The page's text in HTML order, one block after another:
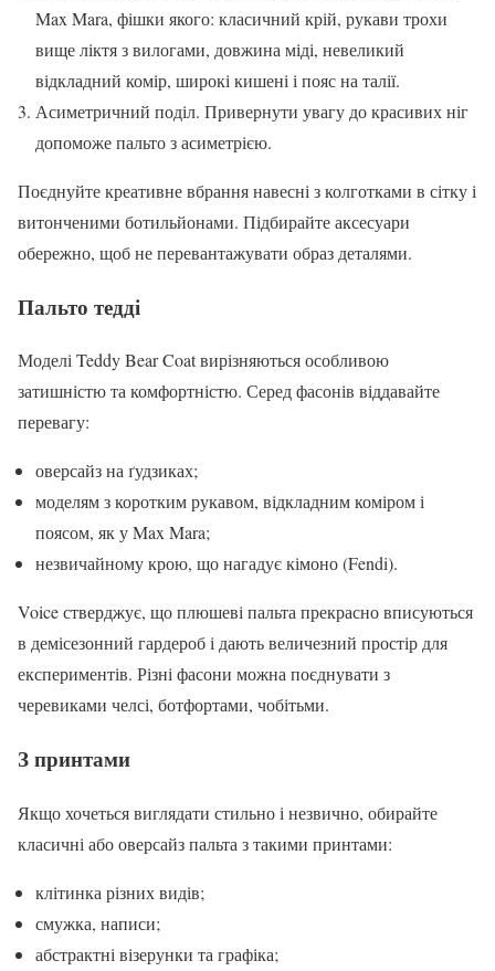
Max Mara, фішки якого: класичний крій, рукави трохи
вище ліктя з вилогами, довжина міді, невеликий
відкладний комір, широкі кишені і пояс на талії.
Асиметричний поділ. Привернути увагу до красивих ніг
допоможе пальто з асиметрією.
Поєднуйте креативне вбрання навесні з колготками в сітку і
витонченими ботильйонами. Підбирайте аксесуари
обережно, щоб не перевантажувати образ деталями.
Пальто тедді
Моделі Teddy Bear Coat вирізняються особливою
затишністю та комфортністю. Серед фасонів віддавайте
перевагу:
оверсайз на ґудзиках;
моделям з коротким рукавом, відкладним коміром і
поясом, як у Max Mara;
незвичайному крою, що нагадує кімоно (Fendi).
Voice стверджує, що плюшеві пальта прекрасно вписуються
в демісезонний гардероб і дають величезний простір для
експериментів. Різні фасони можна поєднувати з
черевиками челсі, ботфортами, чобітьми.
З принтами
Якщо хочеться виглядати стильно і незвично, обирайте
класичні або оверсайз пальта з такими принтами:
клітинка різних видів;
смужка, написи;
абстрактні візерунки та графіка;